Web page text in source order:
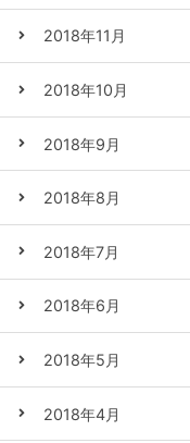
2018年11月
2018年10月
2018年9月
2018年8月
2018年7月
2018年6月
2018年5月
2018年4月